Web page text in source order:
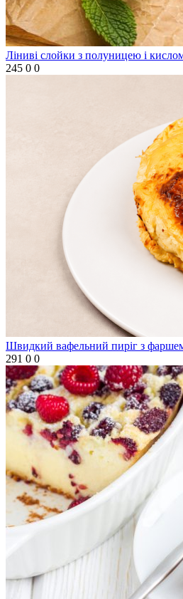
Ліниві слойки з полуницею і
245 0 0
Швидкий вафельний пиріг з
291 0 0